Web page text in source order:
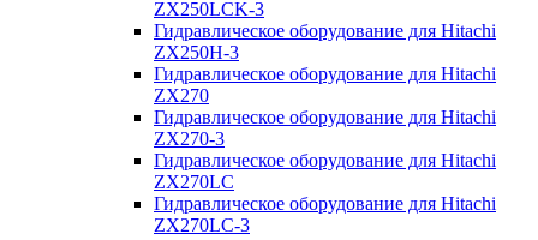
ZX250LCK-3
Гидравлическое оборудование для Hitachi
ZX250Н-3
Гидравлическое оборудование для Hitachi
ZX270
Гидравлическое оборудование для Hitachi
ZX270-3
Гидравлическое оборудование для Hitachi
ZX270LC
Гидравлическое оборудование для Hitachi
ZX270LC-3